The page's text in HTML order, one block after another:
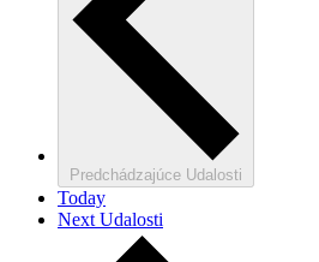
Predchádzajúce Udalosti
Today
Next Udalosti